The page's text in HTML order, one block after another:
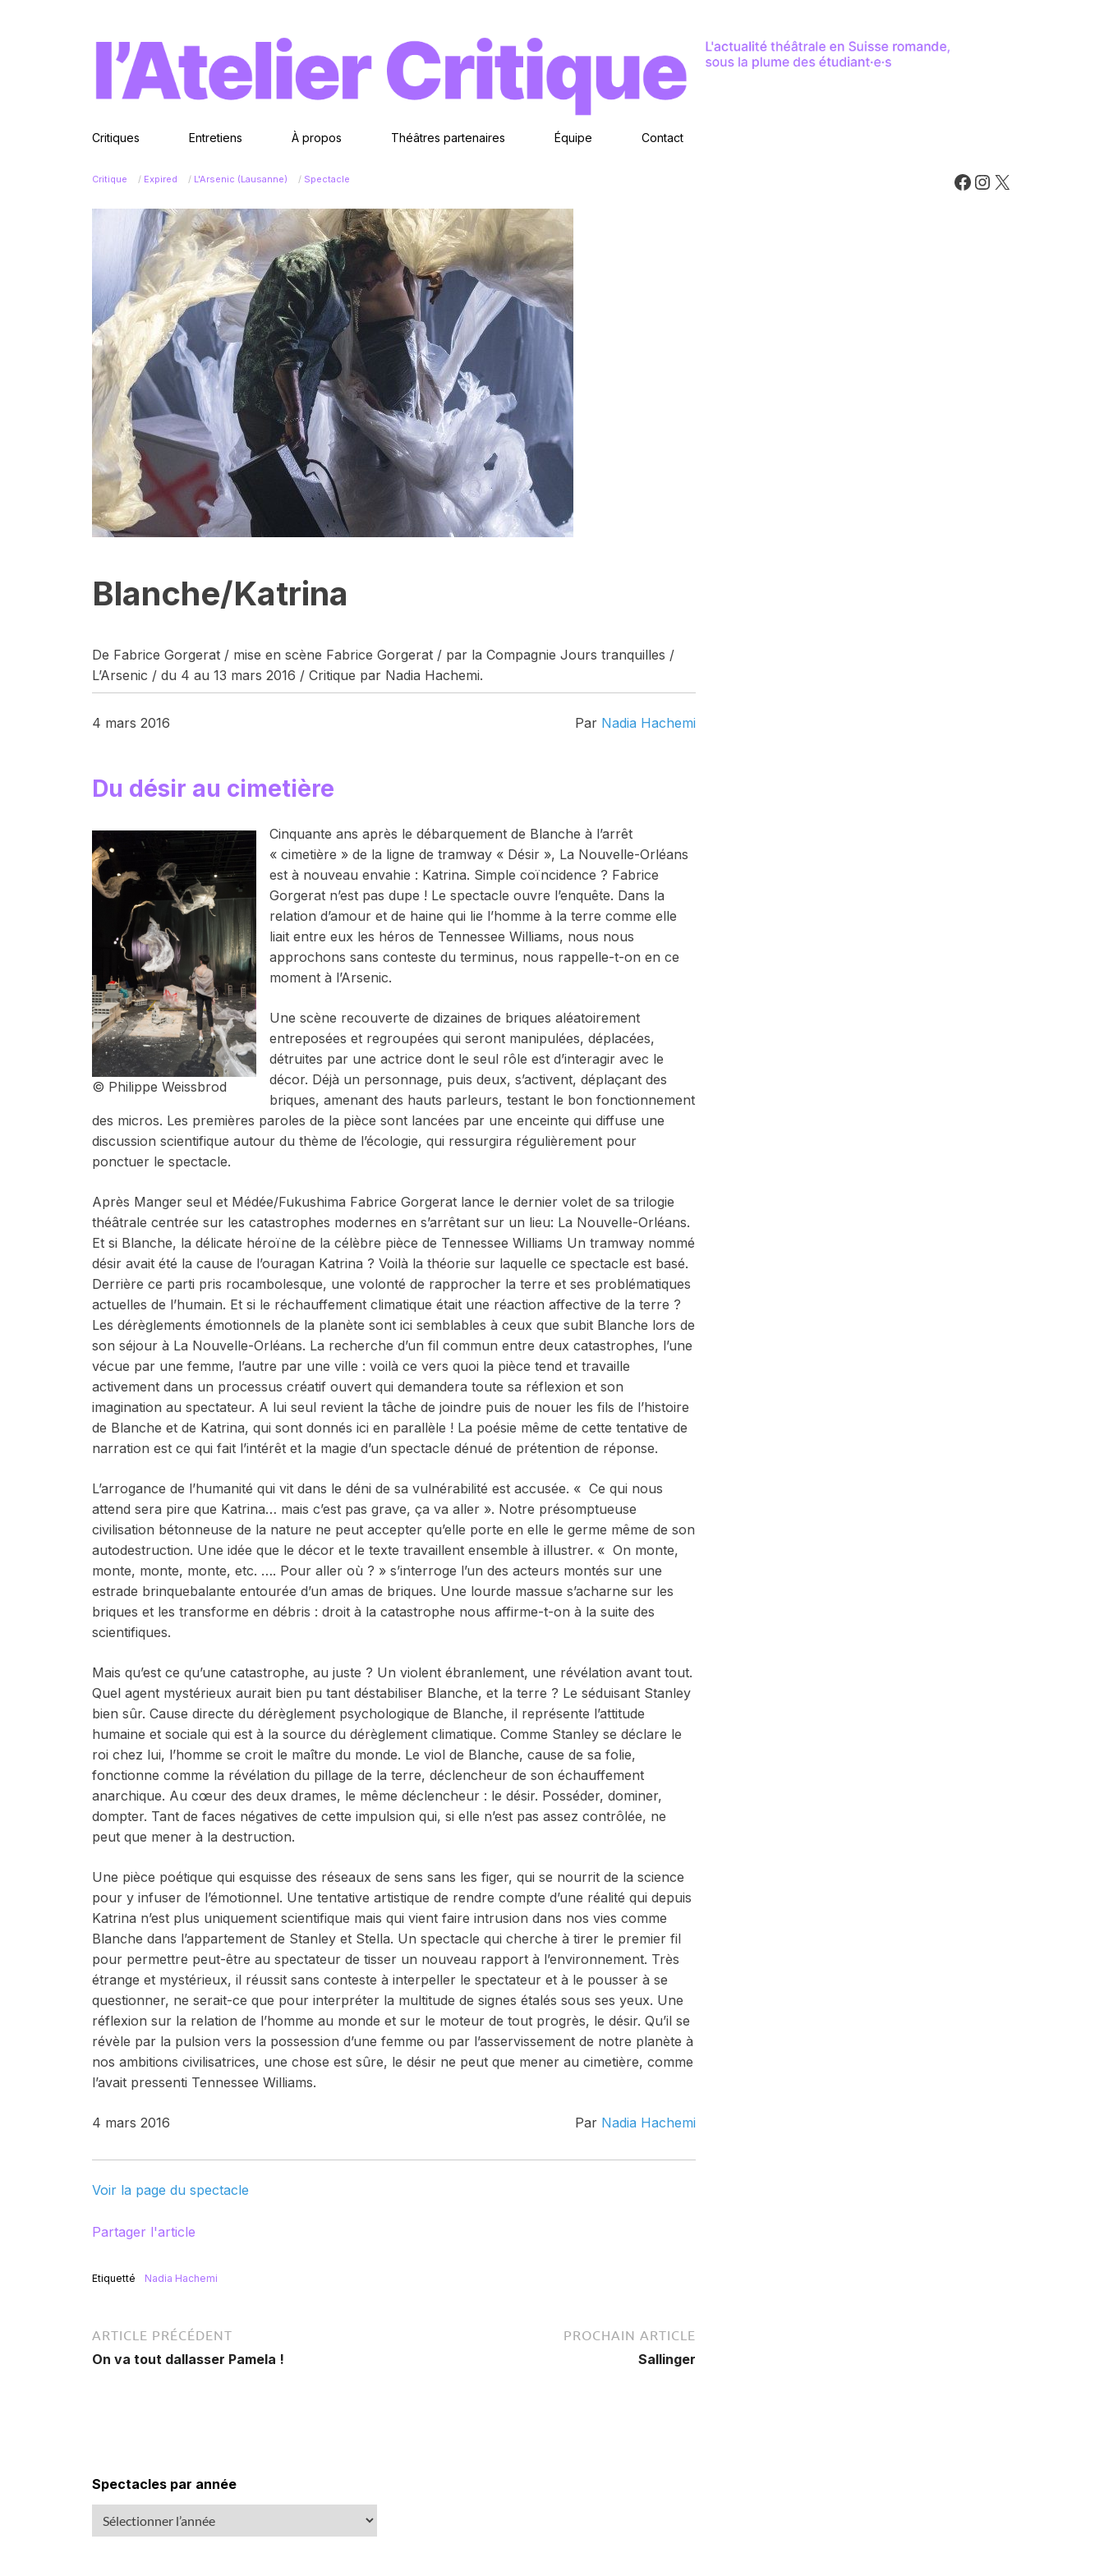
Critiques Entretiens À propos Théâtres partenaires Équipe Contact
Critique / Expired / L'Arsenic (Lausanne) / Spectacle
Blanche/Katrina
De Fabrice Gorgerat / mise en scène Fabrice Gorgerat / par la Compagnie Jours tranquilles /
L’Arsenic / du 4 au 13 mars 2016 / Critique par Nadia Hachemi.
4 mars 2016 Par Nadia Hachemi
Du désir au cimetière
© Philippe Weissbrod
Cinquante ans après le débarquement de Blanche à l’arrêt
« cimetière » de la ligne de tramway « Désir », La Nouvelle-Orléans
est à nouveau envahie : Katrina. Simple coïncidence ? Fabrice
Gorgerat n’est pas dupe ! Le spectacle ouvre l’enquête. Dans la
relation d’amour et de haine qui lie l’homme à la terre comme elle
liait entre eux les héros de Tennessee Williams, nous nous
approchons sans conteste du terminus, nous rappelle-t-on en ce
moment à l’Arsenic.
Une scène recouverte de dizaines de briques aléatoirement
entreposées et regroupées qui seront manipulées, déplacées,
détruites par une actrice dont le seul rôle est d’interagir avec le
décor. Déjà un personnage, puis deux, s’activent, déplaçant des
briques, amenant des hauts parleurs, testant le bon fonctionnement
des micros. Les premières paroles de la pièce sont lancées par une enceinte qui diffuse une
discussion scientifique autour du thème de l’écologie, qui ressurgira régulièrement pour
ponctuer le spectacle.
Après Manger seul et Médée/Fukushima Fabrice Gorgerat lance le dernier volet de sa trilogie
théâtrale centrée sur les catastrophes modernes en s’arrêtant sur un lieu: La Nouvelle-Orléans.
Et si Blanche, la délicate héroïne de la célèbre pièce de Tennessee Williams Un tramway nommé
désir avait été la cause de l’ouragan Katrina ? Voilà la théorie sur laquelle ce spectacle est basé.
Derrière ce parti pris rocambolesque, une volonté de rapprocher la terre et ses problématiques
actuelles de l’humain. Et si le réchauffement climatique était une réaction affective de la terre ?
Les dérèglements émotionnels de la planète sont ici semblables à ceux que subit Blanche lors de
son séjour à La Nouvelle-Orléans. La recherche d’un fil commun entre deux catastrophes, l’une
vécue par une femme, l’autre par une ville : voilà ce vers quoi la pièce tend et travaille
activement dans un processus créatif ouvert qui demandera toute sa réflexion et son
imagination au spectateur. A lui seul revient la tâche de joindre puis de nouer les fils de l’histoire
de Blanche et de Katrina, qui sont donnés ici en parallèle ! La poésie même de cette tentative de
narration est ce qui fait l’intérêt et la magie d’un spectacle dénué de prétention de réponse.
L’arrogance de l’humanité qui vit dans le déni de sa vulnérabilité est accusée. « Ce qui nous
attend sera pire que Katrina… mais c’est pas grave, ça va aller ». Notre présomptueuse
civilisation bétonneuse de la nature ne peut accepter qu’elle porte en elle le germe même de son
autodestruction. Une idée que le décor et le texte travaillent ensemble à illustrer. « On monte,
monte, monte, monte, etc. …. Pour aller où ? » s’interroge l’un des acteurs montés sur une
estrade brinquebalante entourée d’un amas de briques. Une lourde massue s’acharne sur les
briques et les transforme en débris : droit à la catastrophe nous affirme-t-on à la suite des
scientifiques.
Mais qu’est ce qu’une catastrophe, au juste ? Un violent ébranlement, une révélation avant tout.
Quel agent mystérieux aurait bien pu tant déstabiliser Blanche, et la terre ? Le séduisant Stanley
bien sûr. Cause directe du dérèglement psychologique de Blanche, il représente l’attitude
humaine et sociale qui est à la source du dérèglement climatique. Comme Stanley se déclare le
roi chez lui, l’homme se croit le maître du monde. Le viol de Blanche, cause de sa folie,
fonctionne comme la révélation du pillage de la terre, déclencheur de son échauffement
anarchique. Au cœur des deux drames, le même déclencheur : le désir. Posséder, dominer,
dompter. Tant de faces négatives de cette impulsion qui, si elle n’est pas assez contrôlée, ne
peut que mener à la destruction.
Une pièce poétique qui esquisse des réseaux de sens sans les figer, qui se nourrit de la science
pour y infuser de l’émotionnel. Une tentative artistique de rendre compte d’une réalité qui depuis
Katrina n’est plus uniquement scientifique mais qui vient faire intrusion dans nos vies comme
Blanche dans l’appartement de Stanley et Stella. Un spectacle qui cherche à tirer le premier fil
pour permettre peut-être au spectateur de tisser un nouveau rapport à l’environnement. Très
étrange et mystérieux, il réussit sans conteste à interpeller le spectateur et à le pousser à se
questionner, ne serait-ce que pour interpréter la multitude de signes étalés sous ses yeux. Une
réflexion sur la relation de l’homme au monde et sur le moteur de tout progrès, le désir. Qu’il se
révèle par la pulsion vers la possession d’une femme ou par l’asservissement de notre planète à
nos ambitions civilisatrices, une chose est sûre, le désir ne peut que mener au cimetière, comme
l’avait pressenti Tennessee Williams.
4 mars 2016 Par Nadia Hachemi
Voir la page du spectacle
Partager l'article
Etiquetté Nadia Hachemi
ARTICLE PRÉCÉDENT
On va tout dallasser Pamela !
PROCHAIN ARTICLE
Sallinger
Spectacles par année